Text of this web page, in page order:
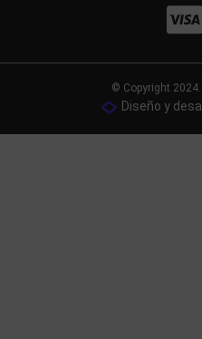
© Copyright
Diseño y